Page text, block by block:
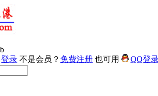
登录 不是会员？ 免费注册 也可用 QQ登